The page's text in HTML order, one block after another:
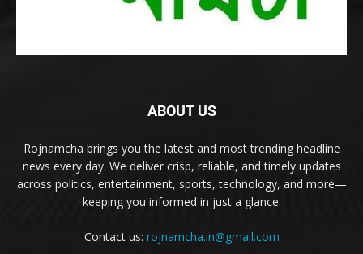
ABOUT US
Rojnamcha brings you the latest and most trending headline
news every day. We deliver crisp, reliable, and timely updates
across politics, entertainment, sports, technology, and more—
keeping you informed in just a glance.
Contact us: rojnamcha.in@gmail.com